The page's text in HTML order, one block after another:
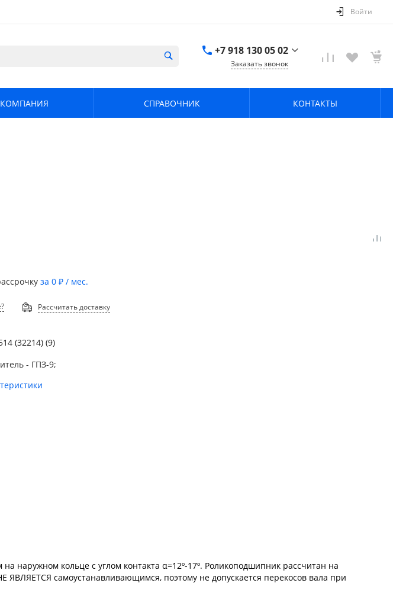
Войти
+7 918 130 05 02
Заказать звонок
КОМПАНИЯ СПРАВОЧНИК КОНТАКТЫ
за0 ₽ / мес.
Рассчитать доставку
(32214) (9)
- ГПЗ-9;
кольце с углом контакта α=12º-17º. Роликоподшипник рассчитан на
ЯВЛЯЕТСЯ самоустанавливающимся, поэтому не допускается перекосов вала при